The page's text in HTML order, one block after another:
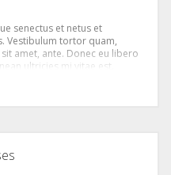
senectus et netus et
Vestibulum tortor quam,
amet, ante. Donec eu libero
ultricies mi vitae est.